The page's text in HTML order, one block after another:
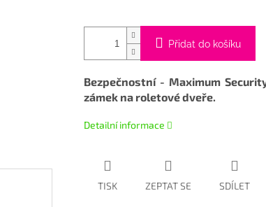
Přidat do košíku
Bezpečnostní - Maximum
zámek na roletové dveře.
Detailní informace
TISK ZEPTAT SE SDÍLET